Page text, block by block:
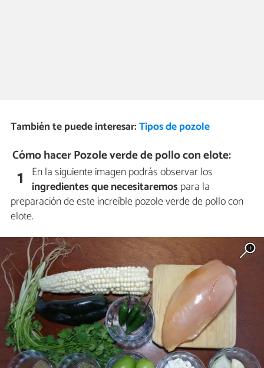
También te puede interesar:Tipos de pozole
Cómo hacer Pozole verde de pollo con elote:
1 En la siguiente imagen podrás observar los
ingredientes que necesitaremos para la
preparación de este increíble pozole verde de pollo con
elote.